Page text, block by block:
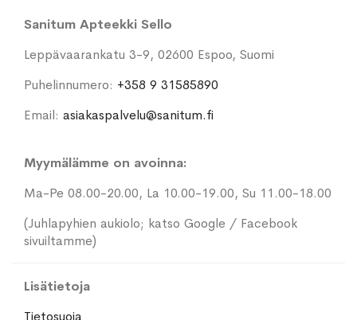
Sanitum Apteekki Sello
Leppävaarankatu 3-9, 02600 Espoo, Suomi
Puhelinnumero: +358 9 31585890
Email: asiakaspalvelu@sanitum.fi
Myymälämme on avoinna:
Ma-Pe 08.00-20.00, La 10.00-19.00, Su 11.00-18.00
(Juhlapyhien aukiolo; katso Google / Facebook
sivuiltamme)
Lisätietoja
Tietosuoja